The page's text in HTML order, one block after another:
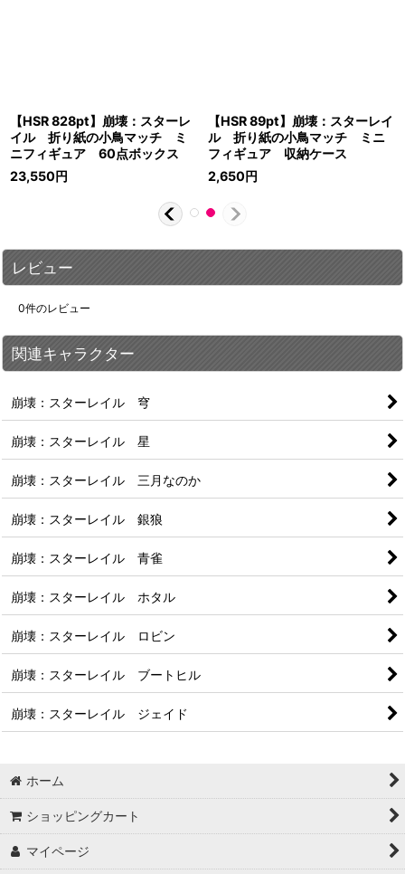
【HSR 828pt】崩壊：スターレ
イル 折り紙の小鳥マッチ ミ
ニフィギュア 60点ボックス
23,550円
【HSR 89pt】崩壊：スターレイ
ル 折り紙の小鳥マッチ ミニ
フィギュア 収納ケース
2,650円
レビュー
0件のレビュー
関連キャラクター
崩壊：スターレイル 穹
崩壊：スターレイル 星
崩壊：スターレイル 三月なのか
崩壊：スターレイル 銀狼
崩壊：スターレイル 青雀
崩壊：スターレイル ホタル
崩壊：スターレイル ロビン
崩壊：スターレイル ブートヒル
崩壊：スターレイル ジェイド
ホーム
ショッピングカート
マイページ